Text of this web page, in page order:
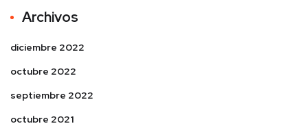
Archivos
diciembre 2022
octubre 2022
septiembre 2022
octubre 2021